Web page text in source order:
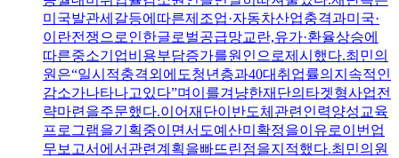
미국발관세갈등에따른제조업·자동차산업충격과미국·
이란전쟁으로인한글로벌공급망교란,유가·환율상승에
따른중소기업비용부담증가를원인으로제시했다.최민의
원은“일시적충격외에도청년층과40대취업률의지속적인
감소가나타나고있다”며이를겨냥한재단의타겟형사업전
략마련을주문했다.이어재단이반도체관련인력양성교육
프로그램을기획중이면서도예산미확정을이유로이번업
무보고서에서관련계획을빠뜨린점을지적했다.최민의원